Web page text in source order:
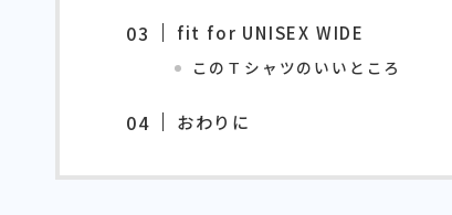
fit for UNISEX WIDE
このＴシャツのいいところ
おわりに